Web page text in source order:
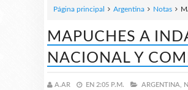
Página principal Argentina Notas
MAPUCHES A
NACIONAL Y
A.AR EN 2:05 P.M. ARGENTINA,